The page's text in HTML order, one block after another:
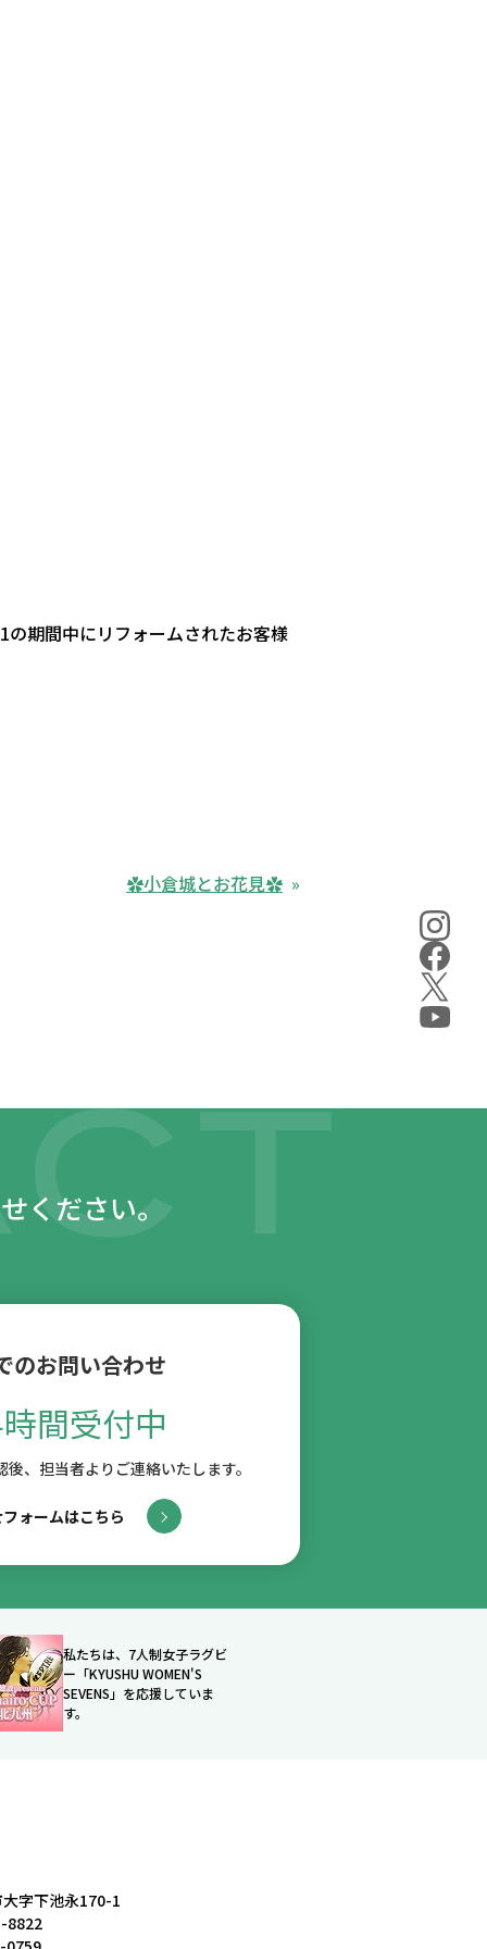
期間中にリフォームされたお客様
✿小倉城とお花見✿
ください。
のお問い合わせ
間受付中
、 担当者よりご連絡いたします。
ォームはこちら
私たちは、7人制女子ラグビ
ー「KYUSHU WOMEN'S
SEVENS」を応援していま
す。
字下池永170-1
8822